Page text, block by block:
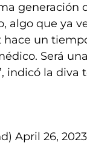
generación
algo que ya
un
Será
indicó la diva
April 26, 2023